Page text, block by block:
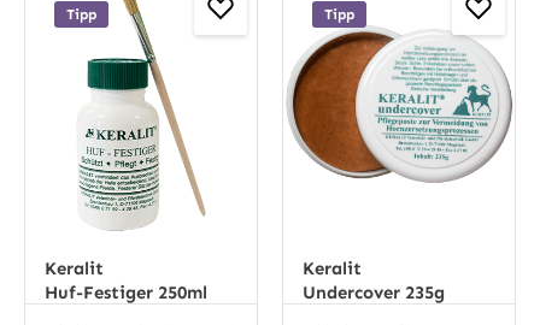
Tipp
Keralit
Huf-Festiger 250ml
Tipp
Keralit
Undercover 235g